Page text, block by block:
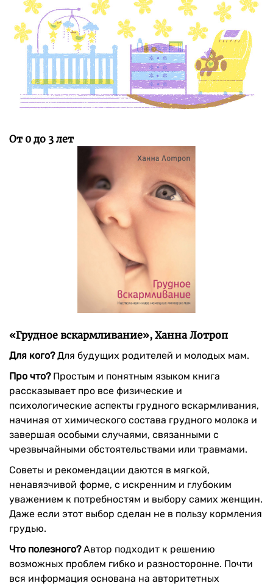
От 0 до 3 лет
«Грудное вскармливание», Ханна Лотроп
Для кого?Для будущих родителей и молодых мам.
Про что?Простым и понятным языком книга
рассказывает про все физические и
психологические аспекты грудного вскармливания,
начиная от химического состава грудного молока и
завершая особыми случаями, связанными с
чрезвычайными обстоятельствами или травмами.
Советы и рекомендации даются в мягкой,
ненавязчивой форме, с искренним и глубоким
уважением к потребностям и выбору самих женщин.
Даже если этот выбор сделан не в пользу кормления
грудью.
Что полезного?Автор подходит к решению
возможных проблем гибко и разносторонне. Почти
вся информация основана на авторитетных